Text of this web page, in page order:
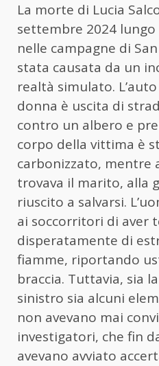
La morte di Lucia
settembre 2024
nelle campagne di
stata causata da un
realtà simulato.
donna è uscita di
contro un albero e
corpo della vittima è
carbonizzato, mentre
trovava il marito, alla
riuscito a salvarsi.
ai soccorritori di aver
disperatamente di
fiamme, riportando
braccia. Tuttavia, sia
sinistro sia alcuni
non avevano mai
investigatori, che fin
avevano avviato